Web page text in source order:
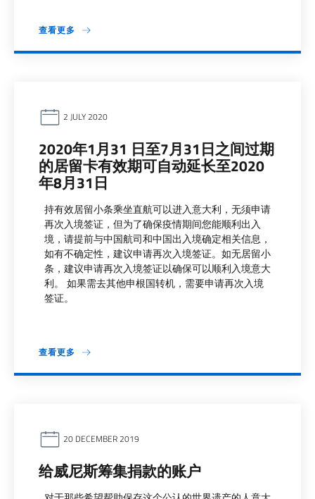
查看更多
2 JULY 2020
2020年1月31 日至7月31日之间过期
的居留卡有效期可自动延长至2020
年8月31日
持有效居留小条乘坐直航可以进入意大利，无须申请
再次入境签证，但为了确保疫情期间您能顺利出入
境，请提前与中国航司和中国出入境确定相关信息，
如有不确定性，建议申请再次入境签证。如无居留小
条，建议申请再次入境签证以确保可以顺利入境意大
利。 如果需去其他申根国转机，需要申请再次入境
签证。
查看更多
20 DECEMBER 2019
给威尼斯筹集捐款的账户